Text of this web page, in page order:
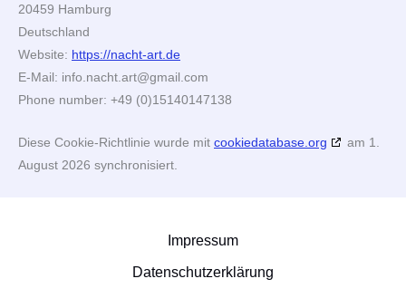
20459 Hamburg
Deutschland
Website: https://nacht-art.de
E-Mail: info.nacht.art@gmail.com
Phone number: +49 (0)15140147138
Diese Cookie-Richtlinie wurde mit cookiedatabase.org
am 1.
August 2026 synchronisiert.
Impressum
Datenschutzerklärung